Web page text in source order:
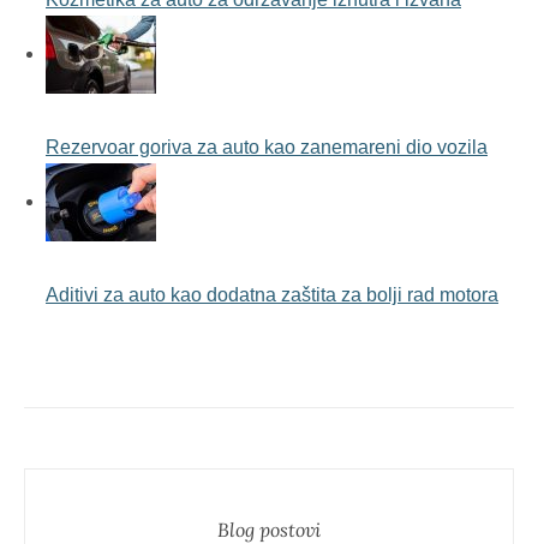
Rezervoar goriva za auto kao zanemareni dio vozila
Aditivi za auto kao dodatna zaštita za bolji rad motora
Blog postovi